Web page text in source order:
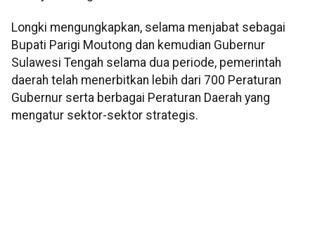
Longki mengungkapkan, selama menjabat sebagai
Bupati Parigi Moutong dan kemudian Gubernur
Sulawesi Tengah selama dua periode, pemerintah
daerah telah menerbitkan lebih dari 700 Peraturan
Gubernur serta berbagai Peraturan Daerah yang
mengatur sektor-sektor strategis.